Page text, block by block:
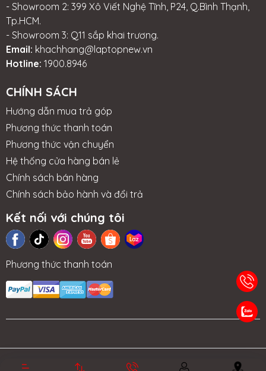
QUYỀN
HÀNH
- Showroom 2: 399 Xô Viết Nghệ Tĩnh, P24, Q.Bình Thạnh,
Tp.HCM.
- Showroom 3: Q11 sắp khai trương.
Email: khachhang@laptopnew.vn
Hotline: 1900.8946
CHÍNH SÁCH
Hướng dẫn mua trả góp
Phương thức thanh toán
Phương thức vận chuyển
Hệ thống cửa hàng bán lẻ
Chính sách bán hàng
Chính sách bảo hành và đổi trả
Kết nối với chúng tôi
Phương thức thanh toán
Bản quyền thuộc về MSIVIETNAM.vn. Cung cấp bởi Sapo.